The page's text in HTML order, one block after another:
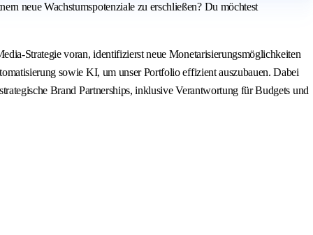
neue Wachstumspotenziale zu erschließen? Du möchtest
Strategie voran, identifizierst neue Monetarisierungsmöglichkeiten
sowie KI, um unser Portfolio effizient auszubauen. Dabei
Brand Partnerships, inklusive Verantwortung für Budgets und